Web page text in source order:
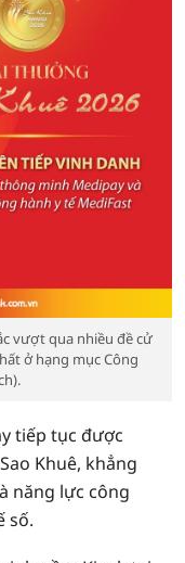
vượt qua nhiều đề cử
ở hạng mục Công
tiếp tục được
Khuê, khẳng
năng lực công
số.